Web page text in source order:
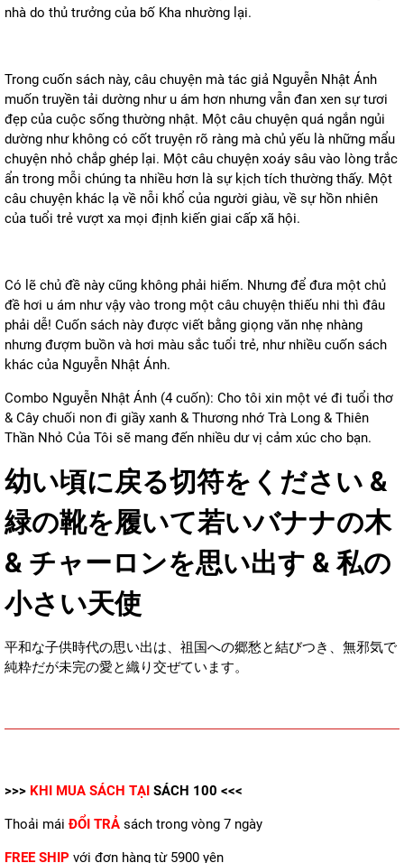
nhà do thủ trưởng của bố Kha nhường lại.
Trong cuốn sách này, câu chuyện mà tác giả Nguyễn Nhật Ánh
muốn truyền tải dường như u ám hơn nhưng vẫn đan xen sự tươi
đẹp của cuộc sống thường nhật. Một câu chuyện quá ngắn ngủi
dường như không có cốt truyện rõ ràng mà chủ yếu là những mẩu
chuyện nhỏ chắp ghép lại. Một câu chuyện xoáy sâu vào lòng trắc
ẩn trong mỗi chúng ta nhiều hơn là sự kịch tích thường thấy. Một
câu chuyện khác lạ về nỗi khổ của người giàu, về sự hồn nhiên
của tuổi trẻ vượt xa mọi định kiến giai cấp xã hội.
Có lẽ chủ đề này cũng không phải hiếm. Nhưng để đưa một chủ
đề hơi u ám như vậy vào trong một câu chuyện thiếu nhi thì đâu
phải dễ! Cuốn sách này được viết bằng giọng văn nhẹ nhàng
nhưng đượm buồn và hơi màu sắc tuổi trẻ, như nhiều cuốn sách
khác của Nguyễn Nhật Ánh.
Combo Nguyễn Nhật Ánh (4 cuốn): Cho tôi xin một vé đi tuổi thơ
& Cây chuối non đi giầy xanh & Thương nhớ Trà Long & Thiên
Thần Nhỏ Của Tôi sẽ mang đến nhiều dư vị cảm xúc cho bạn.
幼い頃に戻る切符をください &
緑の靴を履いて若いバナナの木
& チャーロンを思い出す & 私の
小さい天使
平和な子供時代の思い出は、祖国への郷愁と結びつき、無邪気で
純粋だが未完の愛と織り交ぜています。
>>> KHI MUA SÁCH TẠI SÁCH 100 <<<
Thoải máiĐỔI TRẢ sách trong vòng 7 ngày
FREE SHIP với đơn hàng từ 5900 yên